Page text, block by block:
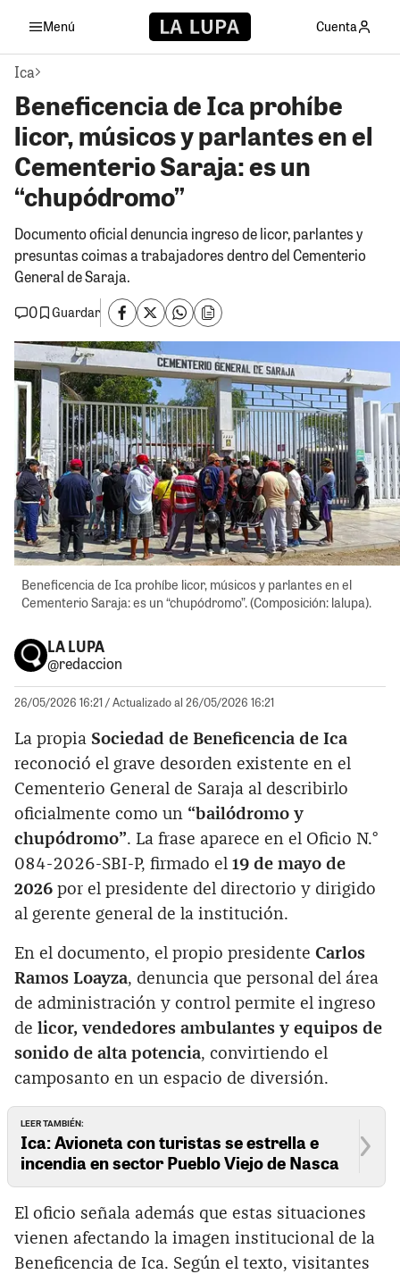
Menú Cuenta
Ica
Beneficencia de Ica prohíbe
licor, músicos y parlantes en el
Cementerio Saraja: es un
“chupódromo”
Documento oficial denuncia ingreso de licor, parlantes y
presuntas coimas a trabajadores dentro del Cementerio
General de Saraja.
0
Guardar
Beneficencia de Ica prohíbe licor, músicos y parlantes en el
Cementerio Saraja: es un “chupódromo”. (Composición: lalupa).
LA LUPA
@redaccion
26/05/2026 16:21 / Actualizado al 26/05/2026 16:21
La propia Sociedad de Beneficencia de Ica
reconoció el grave desorden existente en el
Cementerio General de Saraja al describirlo
oficialmente como un “bailódromo y
chupódromo”. La frase aparece en el Oficio N.°
084-2026-SBI-P, firmado el 19 de mayo de
2026 por el presidente del directorio y dirigido
al gerente general de la institución.
En el documento, el propio presidente Carlos
Ramos Loayza, denuncia que personal del área
de administración y control permite el ingreso
de licor, vendedores ambulantes y equipos de
sonido de alta potencia, convirtiendo el
camposanto en un espacio de diversión.
LEER TAMBIÉN:
Ica: Avioneta con turistas se estrella e
incendia en sector Pueblo Viejo de Nasca
El oficio señala además que estas situaciones
vienen afectando la imagen institucional de la
Beneficencia de Ica. Según el texto, visitantes